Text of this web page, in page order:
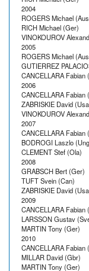
2004
ROGERS Michael
RICH Michael (Ger)
VINOKOUROV
2005
ROGERS Michael
GUTIERREZ
CANCELLARA Fabian
2006
CANCELLARA Fabian
ZABRISKIE David
VINOKOUROV
2007
CANCELLARA Fabian
BODROGI Laszlo
CLEMENT Stef (Ola)
2008
GRABSCH Bert (Ger)
TUFT Svein (Can)
ZABRISKIE David
2009
CANCELLARA Fabian
LARSSON Gustav
MARTIN Tony (Ger)
2010
CANCELLARA Fabian
MILLAR David (Gbr)
MARTIN Tony (Ger)